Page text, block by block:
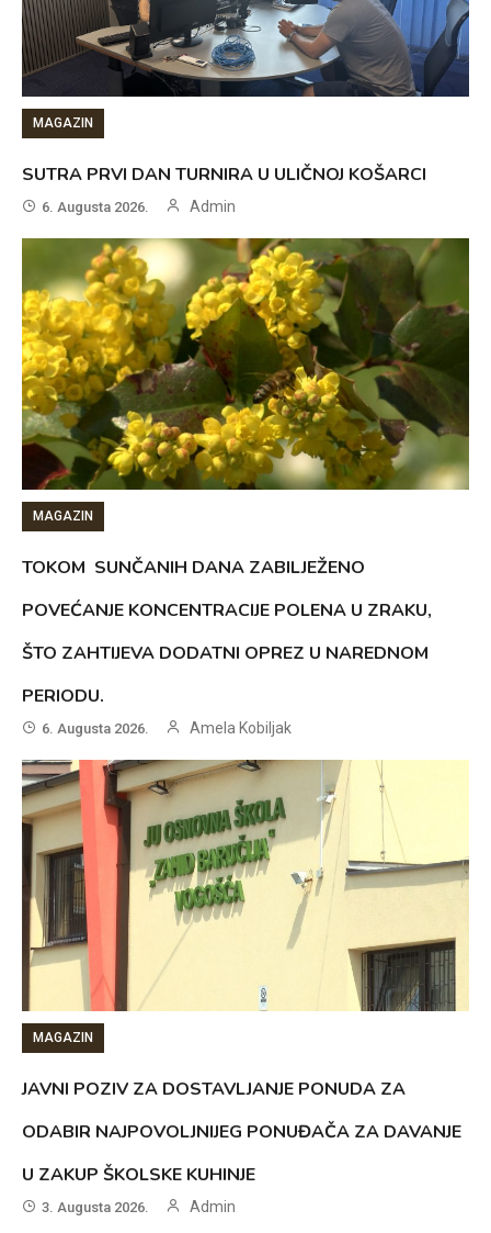
MAGAZIN
SUTRA PRVI DAN TURNIRA U ULIČNOJ KOŠARCI
6. Augusta 2026. Admin
MAGAZIN
TOKOM SUNČANIH DANA ZABILJEŽENO
POVEĆANJE KONCENTRACIJE POLENA U ZRAKU,
ŠTO ZAHTIJEVA DODATNI OPREZ U NAREDNOM
PERIODU.
6. Augusta 2026. Amela Kobiljak
MAGAZIN
JAVNI POZIV ZA DOSTAVLJANJE PONUDA ZA
ODABIR NAJPOVOLJNIJEG PONUĐAČA ZA DAVANJE
U ZAKUP ŠKOLSKE KUHINJE
3. Augusta 2026. Admin